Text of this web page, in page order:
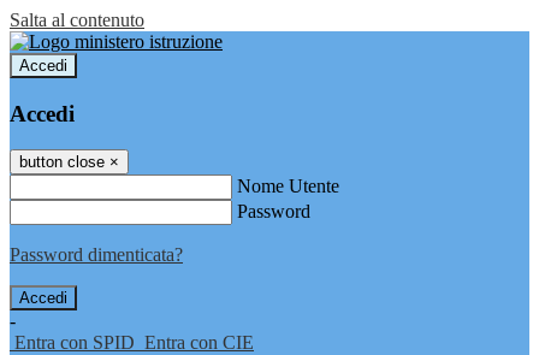
Salta al contenuto
Accedi
Accedi
button close ×
Nome Utente
Password
Password dimenticata?
-
Entra con SPID Entra con CIE